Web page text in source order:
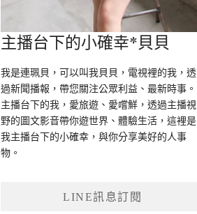
主播台下的小確幸*貝貝
我是連珮貝，可以叫我貝貝，電視裡的我，透
過新聞播報，帶您關注公眾利益、最新時事。
主播台下的我，愛旅遊、愛嚐鮮，透過主播視
野的圖文影音帶你遊世界、體驗生活，這裡是
我主播台下的小確幸，與你分享美好的人事
物。
LINE訊息訂閱